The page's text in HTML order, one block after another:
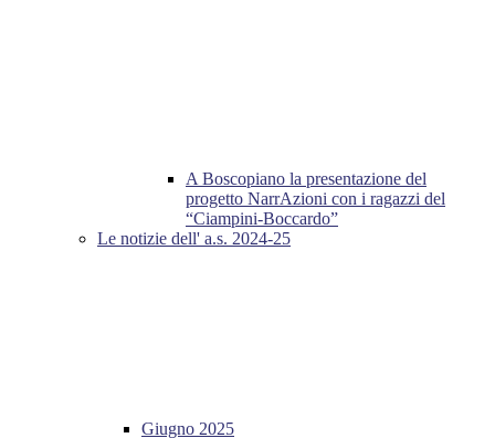
A Boscopiano la presentazione del
progetto NarrAzioni con i ragazzi del
“Ciampini-Boccardo”
Le notizie dell' a.s. 2024-25
Giugno 2025